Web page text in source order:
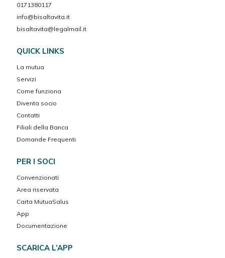
0171380117
info@bisaltavita.it
bisaltavita@legalmail.it
QUICK LINKS
La mutua
Servizi
Come funziona
Diventa socio
Contatti
Filiali della Banca
Domande Frequenti
PER I SOCI
Convenzionati
Area riservata
Carta MutuaSalus
App
Documentazione
SCARICA L’APP